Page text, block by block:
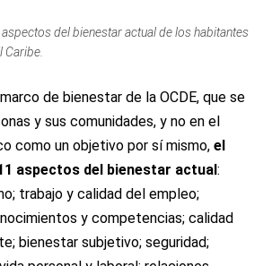
del bienestar actual de los habitantes
Caribe.
de bienestar de la OCDE, que se
y sus comunidades, y no en el
como un objetivo por sí mismo, el
aspectos del bienestar actual:
trabajo y calidad del empleo;
y competencias; calidad
bienestar subjetivo; seguridad;